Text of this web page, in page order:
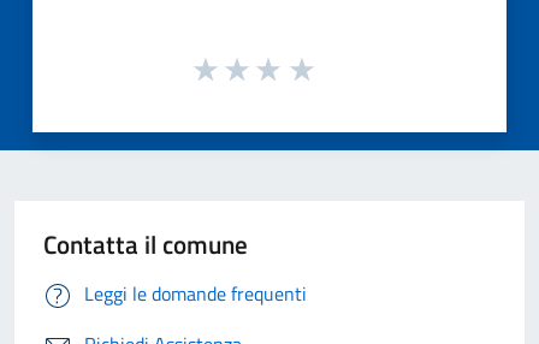
Contatta il comune
Leggi le domande frequenti